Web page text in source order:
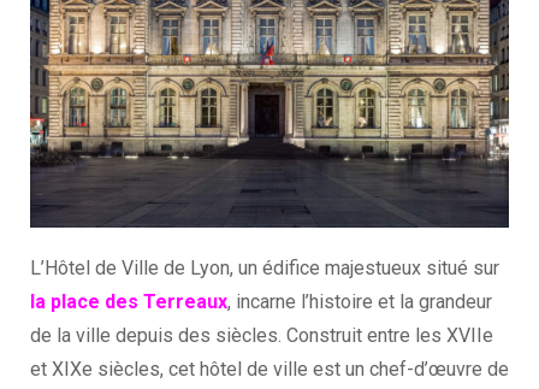
L’Hôtel de Ville de Lyon, un édifice majestueux situé sur
la place des Terreaux, incarne l’histoire et la grandeur
de la ville depuis des siècles. Construit entre les XVIIe
et XIXe siècles, cet hôtel de ville est un chef-d’œuvre de